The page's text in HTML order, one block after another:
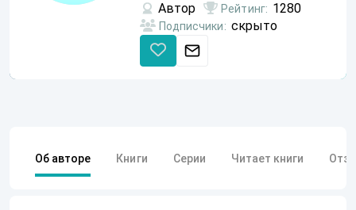
Автор Рейтинг: 1280
Подписчики: скрыто
Об авторе Книги Серии Читает книги